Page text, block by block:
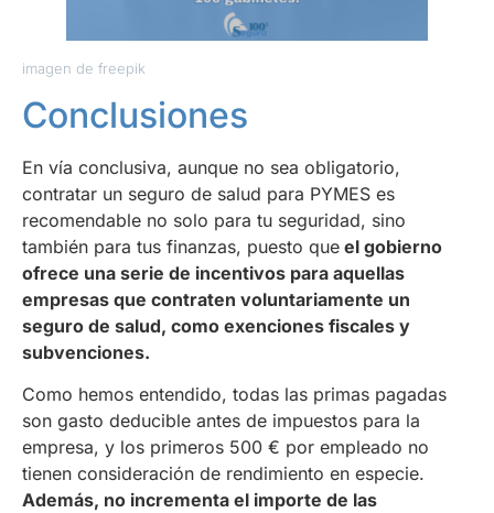
imagen de freepik
Conclusiones
En vía conclusiva, aunque no sea obligatorio,
contratar un seguro de salud para PYMES es
recomendable no solo para tu seguridad, sino
también para tus finanzas, puesto que el gobierno
ofrece una serie de incentivos para aquellas
empresas que contraten voluntariamente un
seguro de salud, como exenciones fiscales y
subvenciones.
Como hemos entendido, todas las primas pagadas
son gasto deducible antes de impuestos para la
empresa, y los primeros 500 € por empleado no
tienen consideración de rendimiento en especie.
Además, no incrementa el importe de las